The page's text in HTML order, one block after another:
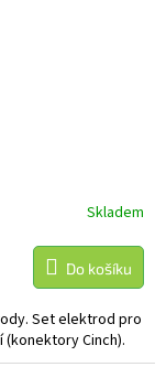
Skladem
Do košíku
Set elektrod pro
Cinch).